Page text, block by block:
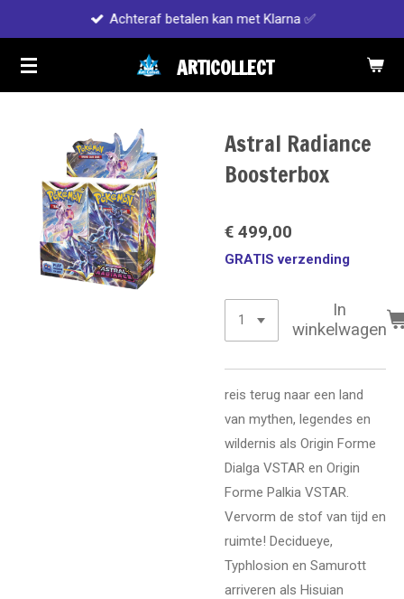
naar
de
ARTICOLLECT
Achteraf betalen kan met Klarna ✅
Astral Radiance
Boosterbox
€ 499,00
GRATIS verzending
In
winkelwagen
reis terug naar een land
van mythen, legendes en
wildernis als Origin Forme
Dialga VSTAR en Origin
Forme Palkia VSTAR.
Vervorm de stof van tijd en
ruimte! Decidueye,
Typhlosion en Samurott
arriveren als Hisuian